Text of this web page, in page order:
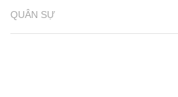
QUÂN SỰ